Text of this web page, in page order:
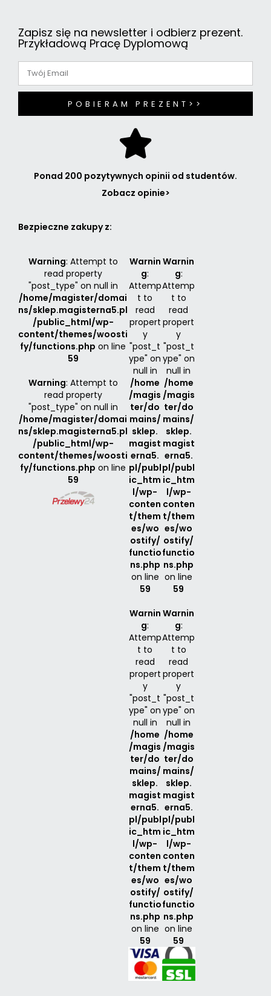
Zapisz się na newsletter i odbierz prezent.
Przykładową Pracę Dyplomową
POBIERAM PREZENT>>
Ponad 200 pozytywnych opinii od studentów.
Zobacz opinie>
Bezpieczne zakupy z:
Warning: Attempt to
read property
"post_type" on null in
/home/magister/domai
ns/sklep.magisterna5.pl
/public_html/wp-
content/themes/woosti
fy/functions.php on line
59
Warning: Attempt to
read property
"post_type" on null in
/home/magister/domai
ns/sklep.magisterna5.pl
/public_html/wp-
content/themes/woosti
fy/functions.php on line
59
Warnin
g:
Attemp
t to
read
propert
y
"post_t
ype" on
null in
/home
/magis
ter/do
mains/
sklep.
magist
erna5.
pl/publ
ic_htm
l/wp-
conten
t/them
es/wo
ostify/
functio
ns.php
on line
59
Warnin
g:
Attemp
t to
read
propert
y
"post_t
ype" on
null in
/home
/magis
ter/do
mains/
sklep.
magist
erna5.
pl/publ
ic_htm
l/wp-
conten
t/them
es/wo
ostify/
functio
ns.php
on line
59
Warnin
g:
Attemp
t to
read
propert
y
"post_t
ype" on
null in
/home
/magis
ter/do
mains/
sklep.
magist
erna5.
pl/publ
ic_htm
l/wp-
conten
t/them
es/wo
ostify/
functio
ns.php
on line
59
Warnin
g:
Attemp
t to
read
propert
y
"post_t
ype" on
null in
/home
/magis
ter/do
mains/
sklep.
magist
erna5.
pl/publ
ic_htm
l/wp-
conten
t/them
es/wo
ostify/
functio
ns.php
on line
59